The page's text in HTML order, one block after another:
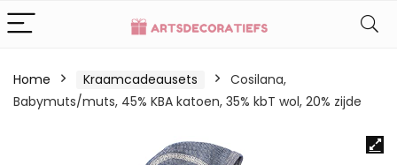
Home Kraamcadeausets
Cosilana,
Babymuts/muts, 45% KBA katoen, 35% kbT wol, 20% zijde